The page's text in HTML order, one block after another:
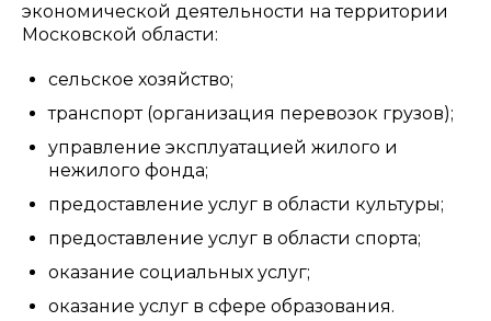
экономической деятельности на территории
Московской области:
сельское хозяйство;
транспорт (организация перевозок грузов);
управление эксплуатацией жилого и
нежилого фонда;
предоставление услуг в области культуры;
предоставление услуг в области спорта;
оказание социальных услуг;
оказание услуг в сфере образования.